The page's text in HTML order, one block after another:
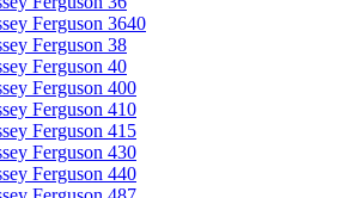
Ferguson 3640
Ferguson 38
Ferguson 40
Ferguson 400
Ferguson 410
Ferguson 415
Ferguson 430
Ferguson 440